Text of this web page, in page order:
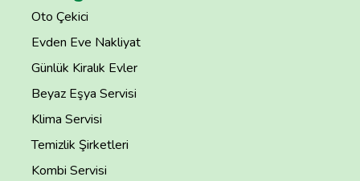
Oto Çekici
Evden Eve Nakliyat
Günlük Kiralık Evler
Beyaz Eşya Servisi
Klima Servisi
Temizlik Şirketleri
Kombi Servisi